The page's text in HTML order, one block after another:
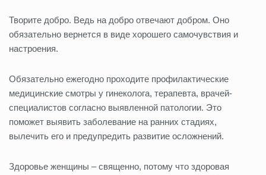
Творите добро. Ведь на добро отвечают добром. Оно
обязательно вернется в виде хорошего самочувствия и
настроения.
Обязательно ежегодно проходите профилактические
медицинские смотры у гинеколога, терапевта, врачей-
специалистов согласно выявленной патологии. Это
поможет выявить заболевание на ранних стадиях,
вылечить его и предупредить развитие осложнений.
Здоровье женщины ‒ священно, потому что здоровая